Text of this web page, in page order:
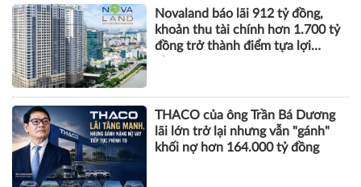
Xây dựng Hòa Bình phát hành
hơn 51 triệu cổ phiếu để hoán đổi
hơn 514 tỷ đồng nợ
Novaland báo lãi 912 tỷ đồng,
khoản thu tài chính hơn 1.700 tỷ
đồng trở thành điểm tựa lợi